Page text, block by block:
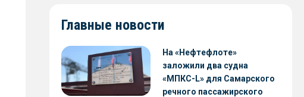
Главные новости
На «Нефтефлоте»
заложили два судна
«МПКС-L» для Самарского
речного пассажирского